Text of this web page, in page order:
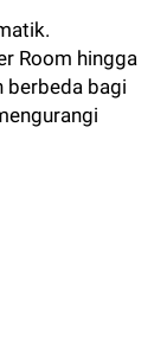
Room hingga
berbeda bagi